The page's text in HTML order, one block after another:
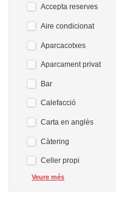
Accepta reserves
Aire condicionat
Aparcacotxes
Aparcament privat
Bar
Calefacció
Carta en anglès
Càtering
Celler propi
Veure més